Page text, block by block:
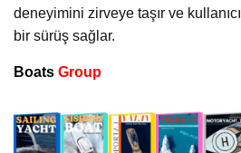
deneyimini zirveye taşır ve
bir sürüş sağlar.
Boats Group